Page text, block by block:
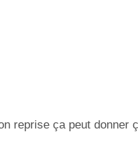
reprise ça peut donner